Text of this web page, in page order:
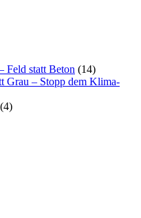
Feld statt Beton (14)
Grau – Stopp dem Klima-
(4)